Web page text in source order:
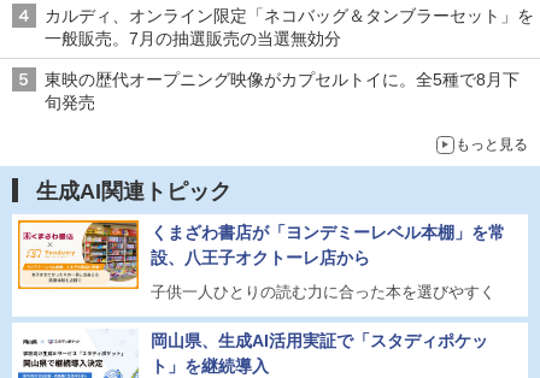
カルディ、オンライン限定「ネコバッグ＆タンブラーセット」を
一般販売。7月の抽選販売の当選無効分
東映の歴代オープニング映像がカプセルトイに。全5種で8月下
旬発売
もっと見る
生成AI関連トピック
くまざわ書店が「ヨンデミーレベル本棚」を常
設、八王子オクトーレ店から
子供一人ひとりの読む力に合った本を選びやすく
岡山県、生成AI活用実証で「スタディポケッ
ト」を継続導入